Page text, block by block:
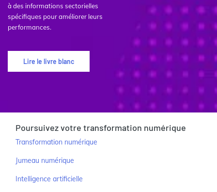
à des informations sectorielles
spécifiques pour améliorer leurs
performances.
Lire le livre blanc
Poursuivez votre transformation numérique
Transformation numérique
Jumeau numérique
Intelligence artificielle